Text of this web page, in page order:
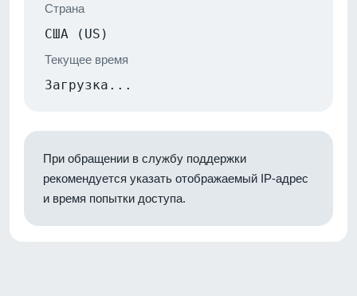
Страна
США (US)
Текущее время
Загрузка...
При обращении в службу поддержки
рекомендуется указать отображаемый IP-адрес
и время попытки доступа.